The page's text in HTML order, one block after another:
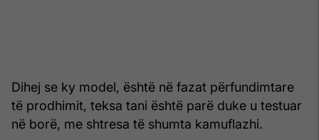
Dihej se ky model, është në fazat përfundimtare
të prodhimit, teksa tani është parë duke u testuar
në borë, me shtresa të shumta kamuflazhi.